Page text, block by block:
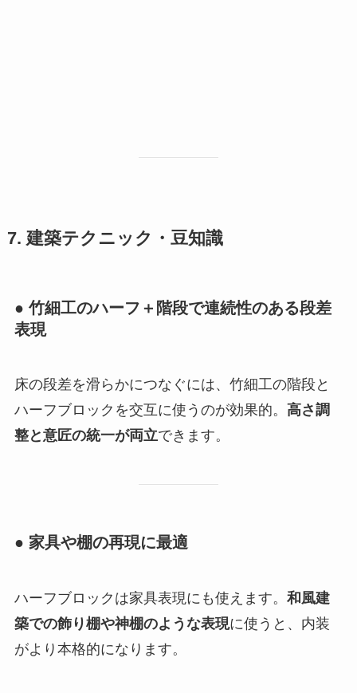
7. 建築テクニック・豆知識
● 竹細工のハーフ＋階段で連続性のある段差
表現
床の段差を滑らかにつなぐには、竹細工の階段と
ハーフブロックを交互に使うのが効果的。 高さ調
整と意匠の統一が両立できます。
● 家具や棚の再現に最適
ハーフブロックは家具表現にも使えます。 和風建
築での飾り棚や神棚のような表現に使うと、内装
がより本格的になります。